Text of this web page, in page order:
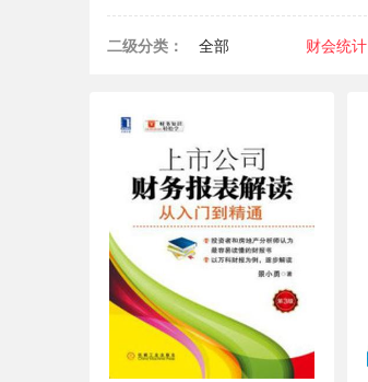
二级分类： 全部 财会统计